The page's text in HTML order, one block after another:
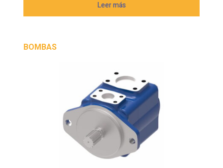
Leer más
BOMBAS